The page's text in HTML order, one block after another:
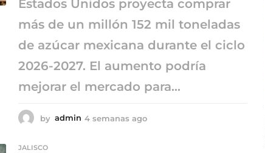
Estados Unidos proyecta comprar
más de un millón 152 mil toneladas
de azúcar mexicana durante el ciclo
2026-2027. El aumento podría
mejorar el mercado para...
by admin 4 semanas ago
JALISCO